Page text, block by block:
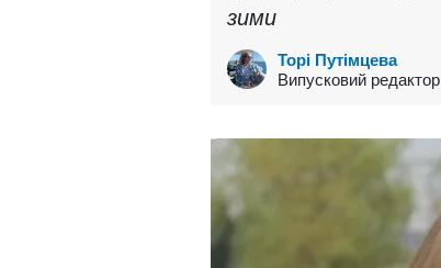
зими
Торі Путімцева
Випусковий редактор